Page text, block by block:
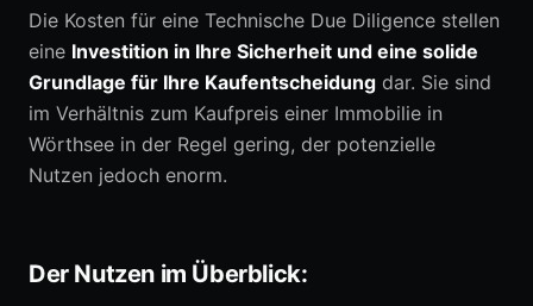
Die Kosten für eine Technische Due Diligence stellen
eine Investition in Ihre Sicherheit und eine solide
Grundlage für Ihre Kaufentscheidung dar. Sie sind
im Verhältnis zum Kaufpreis einer Immobilie in
Wörthsee in der Regel gering, der potenzielle
Nutzen jedoch enorm.
Der Nutzen im Überblick: